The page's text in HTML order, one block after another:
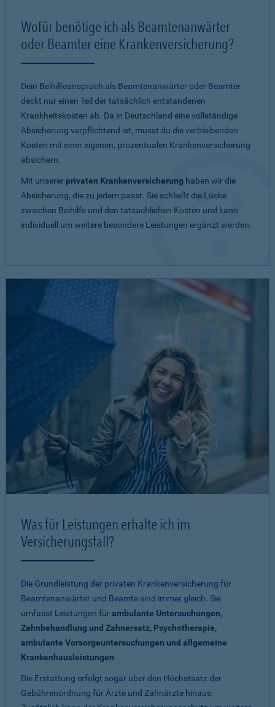
Wofür benötige ich als Beamtenanwärter
oder Beamter eine Krankenversicherung?
Dein Beihilfeanspruch als Beamtenanwärter oder Beamter
deckt nur einen Teil der tatsächlich entstandenen
Krankheitskosten ab. Da in Deutschland eine vollständige
Absicherung verpflichtend ist, musst du die verbleibenden
Kosten mit einer eigenen, prozentualen Krankenversicherung
absichern.
Mit unserer privaten Krankenversicherung haben wir die
Absicherung, die zu jedem passt. Sie schließt die Lücke
zwischen Beihilfe und den tatsächlichen Kosten und kann
individuell um weitere besondere Leistungen ergänzt werden.
Was für Leistungen erhalte ich im
Versicherungsfall?
Die Grundleistung der privaten Krankenversicherung für
Beamtenanwärter und Beamte sind immer gleich. Sie
umfasst Leistungen fürambulante Untersuchungen,
Zahnbehandlung und Zahnersatz, Psychotherapie,
ambulante Vorsorgeuntersuchungen und allgemeine
Krankenhausleistungen.
Die Erstattung erfolgt sogar über den Höchstsatz der
Gebührenordnung für Ärzte und Zahnärzte hinaus.